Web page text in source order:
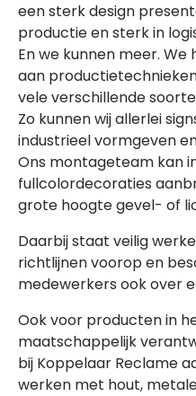
een sterk design
productie en sterk in
En we kunnen meer.
aan
vele verschillende
Zo kunnen wij allerlei
industrieel vormgeven
Ons montageteam kan
fullcolordecoraties
grote hoogte gevel- of
Daarbij staat veilig
richtlijnen voorop en
medewerkers ook over
Ook voor producten in
maatschappelijk
bij Koppelaar Reclame
werken met hout,